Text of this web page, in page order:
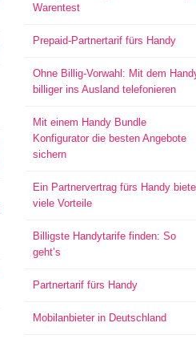
Warentest
Prepaid-Partnertarif fürs Handy
Ohne Billig-Vorwahl: Mit dem
billiger ins Ausland telefonieren
Mit einem Handy Bundle
Konfigurator die besten Angebote
sichern
Ein Partnervertrag fürs Handy
viele Vorteile
Billigste Handytarife finden: So
geht’s
Partnertarif fürs Handy
Mobilanbieter in Deutschland